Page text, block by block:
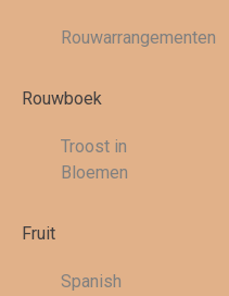
Rouwarrangementen
Rouwboek
Troost in
Bloemen
Fruit
Spanish